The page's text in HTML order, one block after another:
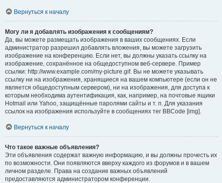
Вернуться к началу
Могу ли я добавлять изображения к сообщениям?
Да, вы можете размещать изображения в ваших сообщениях. Если
администратор разрешил добавлять вложения, вы можете загрузить
изображение на конференцию. Если нет, вы должны указать ссылку на
изображение, сохранённое на общедоступном веб-сервере. Пример
ссылки: http://www.example.com/my-picture.gif. Вы не можете указывать
ссылку ни на изображения, хранящиеся на вашем компьютере (если он не
является общедоступным сервером), ни на изображения, для доступа к
которым необходима аутентификация, как, например, на почтовые ящики
Hotmail или Yahoo, защищённые паролями сайты и т. п. Для указания
ссылок на изображения используйте в сообщениях тег BBCode [img].
Вернуться к началу
Что такое важные объявления?
Эти объявления содержат важную информацию, и вы должны прочесть их
по возможности. Они появляются вверху каждого из форумов и в вашем
личном разделе. Права на создание важных объявлений
предоставляются администратором конференции.